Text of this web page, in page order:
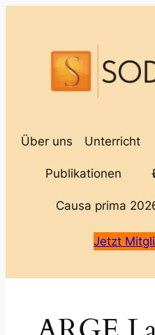
springen
Über uns Unterricht
Publikationen
Causa prima
Jetzt